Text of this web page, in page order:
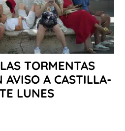
TORMENTAS
AVISO A CASTILLA-
LUNES